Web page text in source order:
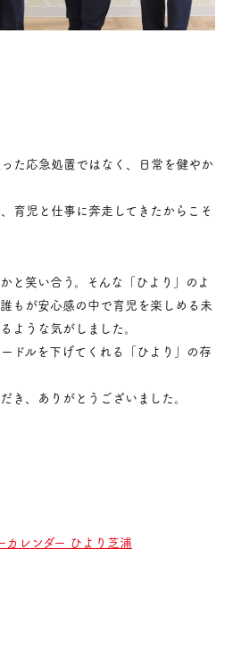
た応急処置ではなく、日常を健やか
育児と仕事に奔走してきたからこそ
と笑い合う。そんな「ひより」のよ
もが安心感の中で育児を楽しめる未
ような気がしました。
ドルを下げてくれる「ひより」の存
き、ありがとうございました。
レンダー ひより芝浦